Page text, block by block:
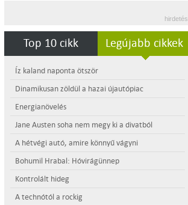
hirdetés
Top 10 cikk Legújabb cikkek
Íz kaland naponta ötször
Dinamikusan zöldül a hazai újautópiac
Energianövelés
Jane Austen soha nem megy ki a divatból
A hétvégi autó, amire könnyű vágyni
Bohumil Hrabal: Hóvirágünnep
Kontrolált hideg
A technótól a rockig